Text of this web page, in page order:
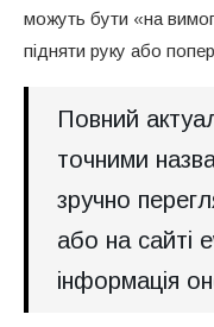
можуть бути «на
підняти руку або
Повний
точними
зручно
або на сайті
інформація